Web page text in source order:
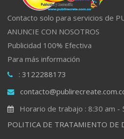
Contacto solo para servicios de
ANUNCIE CON NOSOTROS
Publicidad 100% Efectiva
Para más información
: 3122288173
Horario de trabajo : 8:30 am -
POLITICA DE TRATAMIENTO DE